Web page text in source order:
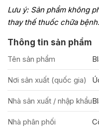
Lưu ý: Sản phẩm không
thay thế thuốc chữa bệnh.
Thông tin sản phẩm
Tên sản phẩm
Nơi sản xuất (quốc gia)
Nhà sản xuất / nhập khẩu
Nhà phân phối